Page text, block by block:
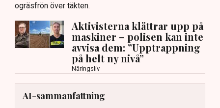
ogräsfrön över täkten.
Aktivisterna klättrar upp på
maskiner – polisen kan inte
avvisa dem: ”Upptrappning
på helt ny nivå”
Näringsliv
AI-sammanfattning